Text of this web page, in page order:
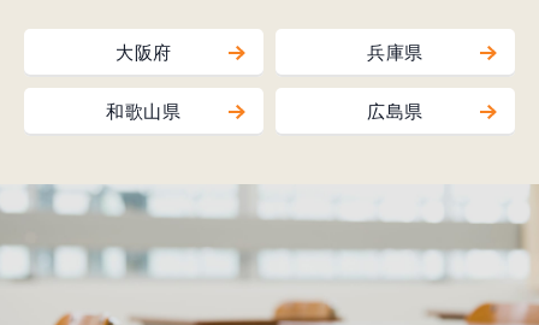
大阪府 兵庫県
和歌山県 広島県